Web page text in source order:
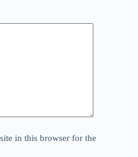
in this browser for the